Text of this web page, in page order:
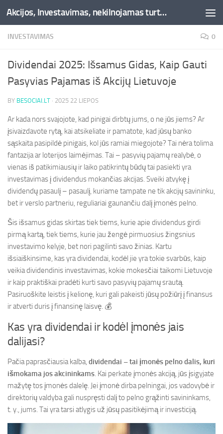
Skip to content Akcijos, Investavimas, nekilnojamas turtas, kriptovaliutos - Besociai.lt
INVESTAVIMAS 0
Dividendai 2025: Išsamus Gidas, Kaip Gauti
Pasyvias Pajamas iš Akcijų Lietuvoje
BY BESOCIAI.LT · 2025 22 LIEPOS
Ar kada nors svajojote, kad pinigai dirbtų jums, o ne jūs jiems? Ar
įsivaizdavote rytą, kai atsikeliate ir pamatote, kad jūsų banko
sąskaita pasipildė pinigais, kol jūs ramiai miegojote? Tai nėra tolima
fantazija ar loterijos laimėjimas. Tai – pasyvių pajamų realybė, o
vienas iš patikimiausių ir laiko patikrintų būdų tai pasiekti yra
investavimas į dividendus mokančias akcijas. Sveiki atvykę į
dividendų pasaulį – pasaulį, kuriame tampate ne tik akcijų savininku,
bet ir verslo partneriu, reguliariai gaunančiu dalį įmonės pelno.
Šis išsamus gidas skirtas tiek tiems, kurie apie dividendus girdi
pirmą kartą, tiek tiems, kurie jau žengė pirmuosius žingsnius
investavimo kelyje, bet nori pagilinti savo žinias. Kartu
išsiaiškinsime, kas yra dividendai, kodėl jie yra tokie svarbūs, kaip
veikia dividendinis investavimas, kokie mokesčiai taikomi Lietuvoje
ir kaip praktiškai pradėti kurti savo pasyvių pajamų srautą.
Pasiruoškite leistis į kelionę, kuri gali pakeisti jūsų požiūrį į finansus
ir atverti duris į finansinę laisvę. 💰
Kas yra dividendai ir kodėl įmonės jais
dalijasi?
Pačia paprasčiausia kalba, dividendai – tai įmonės pelno dalis, kuri
išmokama jos akcininkams. Kai perkate įmonės akciją, jūs įsigyjate
mažytę tos įmonės dalelę. Jei įmonė dirba pelningai, jos vadovybė ir
direktorių valdyba gali nuspręsti dalį to pelno grąžinti savininkams,
t. y., jums. Tai yra tarsi atlygis už jūsų pasitikėjimą ir investiciją.